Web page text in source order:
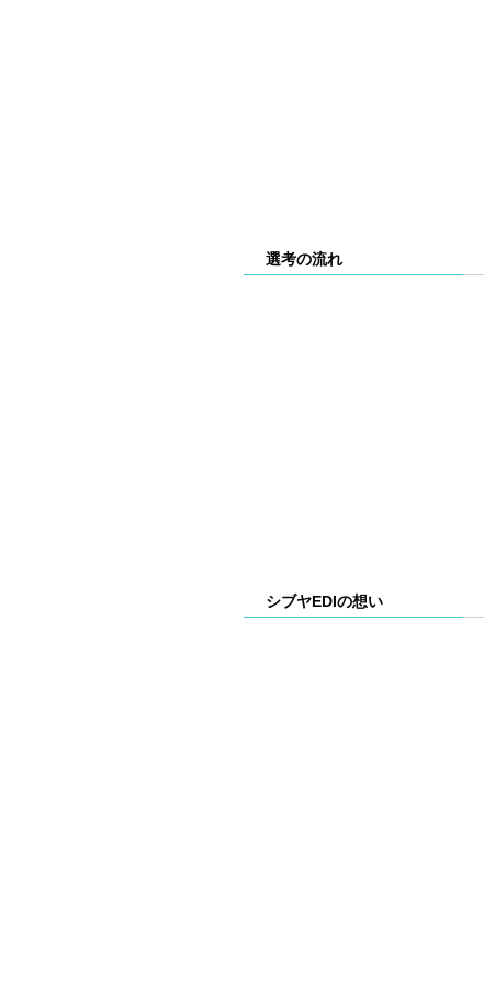
選考の流れ
シブヤEDIの想い